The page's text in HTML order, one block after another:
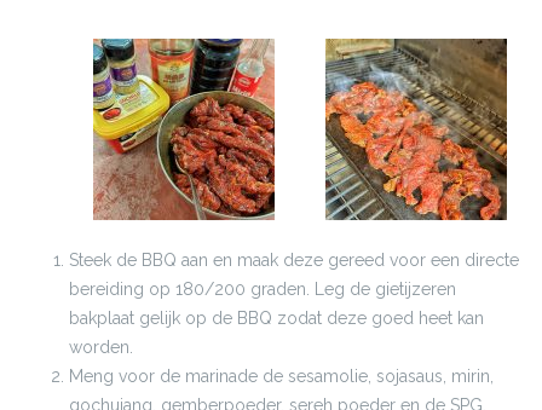
Steek de BBQ aan en maak deze gereed voor een directe
bereiding op 180/200 graden. Leg de gietijzeren
bakplaat gelijk op de BBQ zodat deze goed heet kan
worden.
Meng voor de marinade de sesamolie, sojasaus, mirin,
gochujang, gemberpoeder, sereh poeder en de SPG.